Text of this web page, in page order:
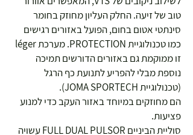
טוב של זיעה. החלק העליון מחוזק בחומר
סינתטי אטום בחום, הפועל באזורים רגישים
כמו טכנולוגיית PROTECTION. מערכת léger
זו ממוקמת גם באזורים הדורשים תמיכה
נוספת מבלי להפריע לתנועת כף הרגל
(טכנולוגיית JOMA SPORTECH).
הם מחוזקים במיוחד באזור העקב כדי למנוע
פציעות.
סוליית הביניים FULL DUAL PULSOR עשויה